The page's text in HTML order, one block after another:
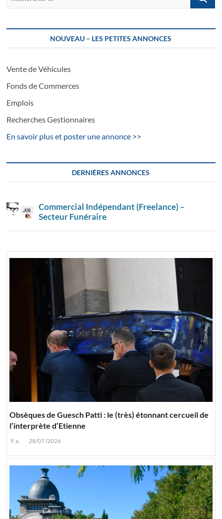
…
NOUVEAU – LES PETITES ANNONCES
Vente de Véhicules
Fonds de Commerces
Emplois
Recherches Gestionnaires
En savoir plus et poster une annonce >>
DERNIÈRES ANNONCES
Commercial Indépendant (Freelance) –
Secteur Funéraire
Obsèques de Guesch Patti : le (très) étonnant cercueil de
l’interprète d’Etienne
F.a. 28/07/2026